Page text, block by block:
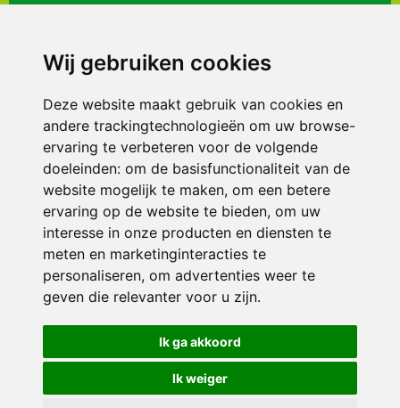
Wij gebruiken cookies
Deze website maakt gebruik van cookies en
andere trackingtechnologieën om uw browse-
ervaring te verbeteren voor de volgende
doeleinden: om de basisfunctionaliteit van de
website mogelijk te maken, om een betere
ervaring op de website te bieden, om uw
interesse in onze producten en diensten te
meten en marketinginteracties te
personaliseren, om advertenties weer te
geven die relevanter voor u zijn.
Ik ga akkoord
Ik weiger
3116 JB
ONDERDEEL VAN
© 2026 Sint Bernardus | Alle rechten voorbehouden
Privacy policy|Disclaimer| Klachtenregeling|RSIN en Anbi
voorkeuren
Crealisatie The MindOffice